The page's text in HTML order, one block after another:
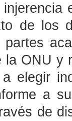
de los
la ONU y
elegir
a
de